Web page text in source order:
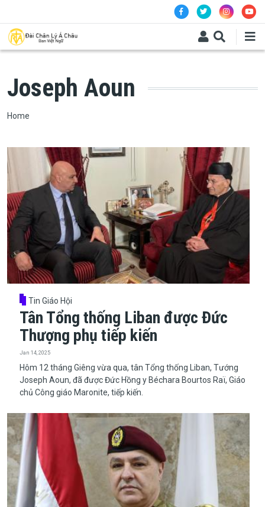
Joseph Aoun
Breadcrumb
Home
Tin Giáo Hội
Tân Tổng thống Liban được Đức
Thượng phụ tiếp kiến
Jan 14, 2025
Hôm 12 tháng Giêng vừa qua, tân Tổng thống Liban, Tướng
Joseph Aoun, đã được Đức Hồng y Béchara Bourtos Raï, Giáo
chủ Công giáo Maronite, tiếp kiến.